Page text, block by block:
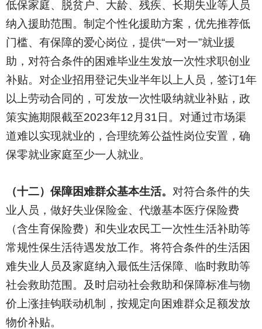
低保家庭、脱贫户、大龄、残疾、长期失业等人员
纳入援助范围。制定个性化援助方案，优先推荐低
门槛、有保障的爱心岗位，提供“一对一”就业援
助，对符合条件的困难毕业生发放一次性求职创业
补贴。对企业招用登记失业半年以上人员，签订1年
以上劳动合同的，可发放一次性吸纳就业补贴，政
策实施期限截至2023年12月31日。对通过市场渠
道难以实现就业的，合理统筹公益性岗位安置，确
保零就业家庭至少一人就业。
（十二）保障困难群众基本生活。 对符合条件的失
业人员，做好失业保险金、代缴基本医疗保险费
（含生育保险费）和失业农民工一次性生活补助等
常规性保生活待遇发放工作。将符合条件的生活困
难失业人员及家庭纳入最低生活保障、临时救助等
社会救助范围。及时启动社会救助和保障标准与物
价上涨挂钩联动机制，按规定向困难群众足额发放
物价补贴。